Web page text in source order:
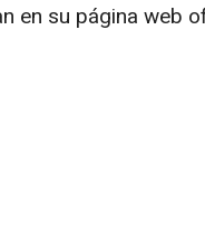
en su página web